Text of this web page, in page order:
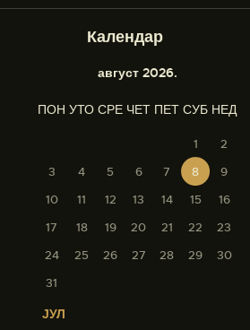
Календар
август 2026.
ПОН УТО СРЕ ЧЕТ ПЕТ СУБ НЕД
1
2
3
4 5 6 7 8
9
10
11 12 13 14 15
16
17
18 19 20 21 22
23
24
25 26 27 28 29
30
31
« ЈУЛ